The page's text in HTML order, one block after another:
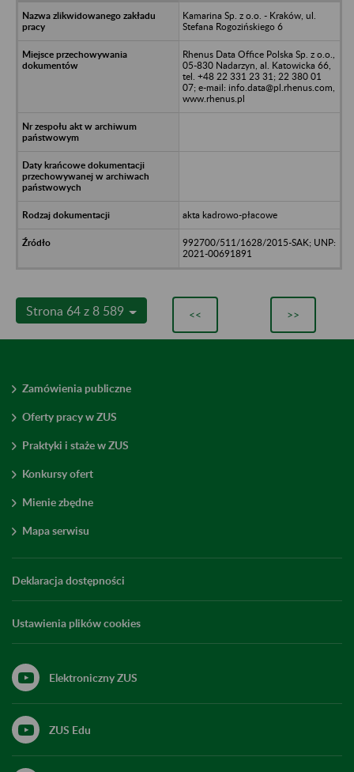
Kamarina Sp. z o.o. - Kraków, ul.
Stefana Rogozińskiego 6
Rhenus Data Office Polska Sp. z o.o.,
05-830 Nadarzyn, al. Katowicka 66,
tel. +48 22 331 23 31; 22 380 01
07; e-mail: info.data@pl.rhenus.com,
www.rhenus.pl
akta kadrowo-płacowe
992700/511/1628/2015-SAK; UNP:
2021-00691891
Strona 64 z 8 589 << >>
Zamówienia publiczne
Oferty pracy w ZUS
Praktyki i staże w ZUS
Konkursy ofert
Mienie zbędne
Mapa serwisu
Deklaracja dostępności
Ustawienia plików cookies
Elektroniczny ZUS
ZUS Edu